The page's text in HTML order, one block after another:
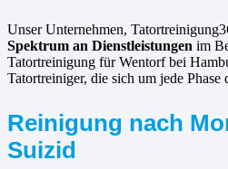
Unser Unternehmen,
Spektrum an Dienstleistungen im
Tatortreinigung für Wentorf bei
Tatortreiniger, die sich um jede Phase
Reinigung nach
Suizid